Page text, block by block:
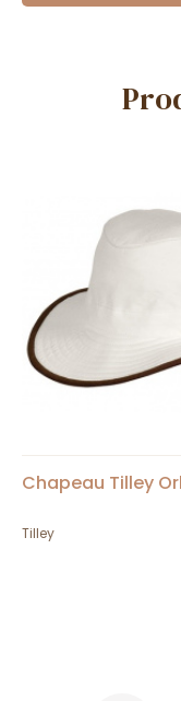
Chapeau Tilley
Tilley